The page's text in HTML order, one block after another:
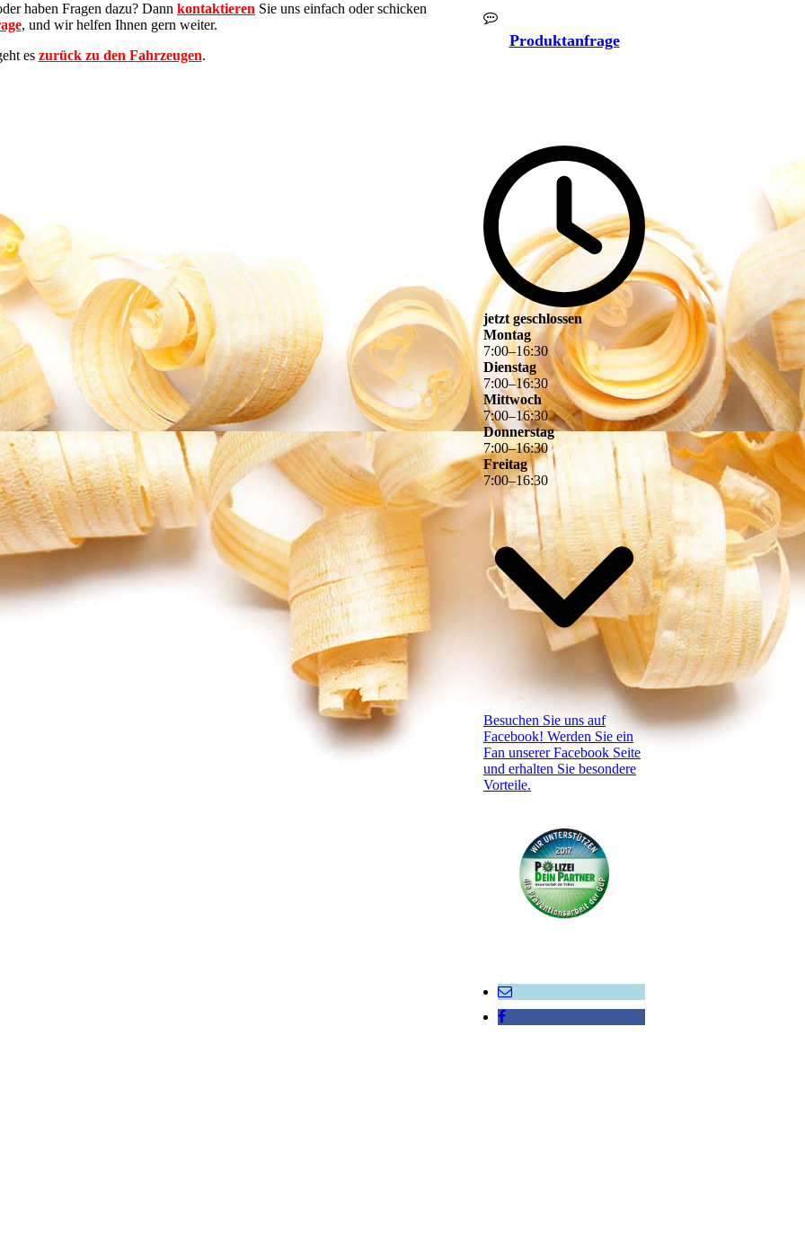
haben Fragen dazu? Dann kontaktieren Sie uns einfach oder schicken
, und wir helfen Ihnen gern weiter.
es zurück zu den Fahrzeugen.
Produktanfrage
jetzt geschlossen
Montag
7:00–16:30
Dienstag
7:00–16:30
Mittwoch
7:00–16:30
Donnerstag
7:00–16:30
Freitag
7:00–16:30
Besuchen Sie uns auf
Facebook! Werden Sie ein
Fan unserer Facebook Seite
und erhalten Sie besondere
Vorteile.